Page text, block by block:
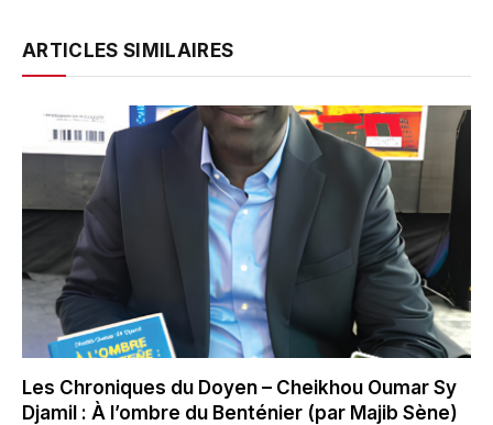
ARTICLES SIMILAIRES
Les Chroniques du Doyen – Cheikhou Oumar Sy
Djamil : À l’ombre du Benténier (par Majib Sène)